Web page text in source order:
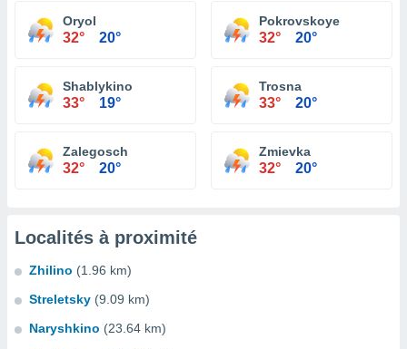
Oryol
32° 20°
Pokrovskoye
32° 20°
Shablykino
33° 19°
Trosna
33° 20°
Zalegosch
32° 20°
Zmievka
32° 20°
Localités à proximité
Zhilino (1.96 km)
Streletsky (9.09 km)
Naryshkino (23.64 km)